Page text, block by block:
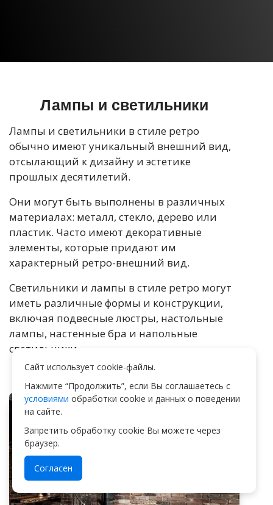
Лампы и светильники
Лампы и светильники в стиле ретро
обычно имеют уникальный внешний вид,
отсылающий к дизайну и эстетике
прошлых десятилетий.
Они могут быть выполнены в различных
материалах: металл, стекло, дерево или
пластик. Часто имеют декоративные
элементы, которые придают им
характерный ретро-внешний вид.
Светильники и лампы в стиле ретро могут
иметь различные формы и конструкции,
включая подвесные люстры, настольные
лампы, настенные бра и напольные
светильники.
Сайт использует cookie-файлы.
Нажмите “Продолжить”, если Вы соглашаетесь с
условиями обработки cookie и данных о поведении
на сайте.
Запретить обработку cookie Вы можете через
браузер.
Согласен